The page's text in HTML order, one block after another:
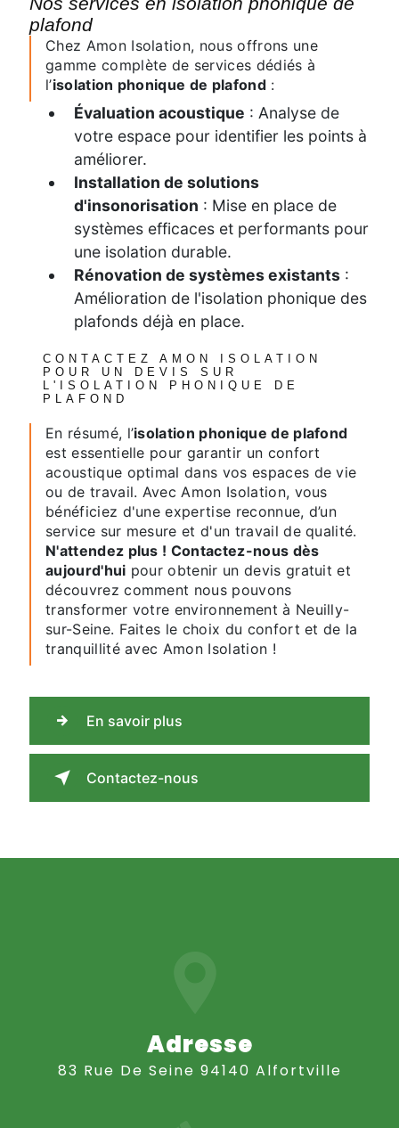
plafond
Chez Amon Isolation, nous offrons une
gamme complète de services dédiés à
l’isolation phonique de plafond:
Évaluation acoustique : Analyse de
votre espace pour identifier les points à
améliorer.
Installation de solutions
d'insonorisation : Mise en place de
systèmes efficaces et performants pour
une isolation durable.
Rénovation de systèmes existants :
Amélioration de l'isolation phonique des
plafonds déjà en place.
CONTACTEZ AMON ISOLATION
POUR UN DEVIS SUR
L'ISOLATION PHONIQUE DE
PLAFOND
En résumé, l’isolation phonique de plafond
est essentielle pour garantir un confort
acoustique optimal dans vos espaces de vie
ou de travail. Avec Amon Isolation, vous
bénéficiez d'une expertise reconnue, d’un
service sur mesure et d'un travail de qualité.
N'attendez plus ! Contactez-nous dès
aujourd'hui pour obtenir un devis gratuit et
découvrez comment nous pouvons
transformer votre environnement à Neuilly-
sur-Seine. Faites le choix du confort et de la
tranquillité avec Amon Isolation !
En savoir plus
Contactez-nous
Adresse
83 Rue De Seine 94140 Alfortville